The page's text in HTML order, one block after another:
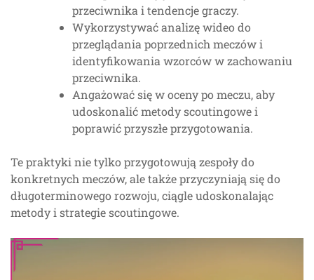
przeciwnika i tendencje graczy.
Wykorzystywać analizę wideo do
przeglądania poprzednich meczów i
identyfikowania wzorców w zachowaniu
przeciwnika.
Angażować się w oceny po meczu, aby
udoskonalić metody scoutingowe i
poprawić przyszłe przygotowania.
Te praktyki nie tylko przygotowują zespoły do
konkretnych meczów, ale także przyczyniają się do
długoterminowego rozwoju, ciągle udoskonalając
metody i strategie scoutingowe.